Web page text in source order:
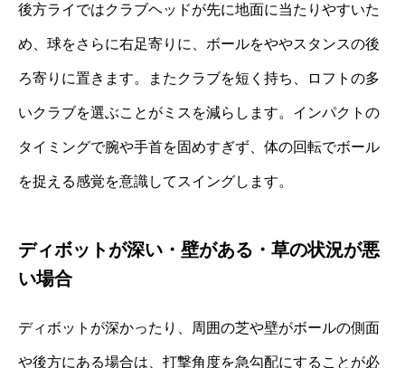
後方ライではクラブヘッドが先に地面に当たりやすいた
め、球をさらに右足寄りに、ボールをややスタンスの後
ろ寄りに置きます。またクラブを短く持ち、ロフトの多
いクラブを選ぶことがミスを減らします。インパクトの
タイミングで腕や手首を固めすぎず、体の回転でボール
を捉える感覚を意識してスイングします。
ディボットが深い・壁がある・草の状況が悪
い場合
ディボットが深かったり、周囲の芝や壁がボールの側面
や後方にある場合は、打撃角度を急勾配にすることが必